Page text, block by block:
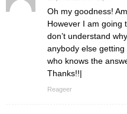
Oh my goodness!
However I am going
don’t understand
anybody else
who knows the
Thanks!!|
Reageer